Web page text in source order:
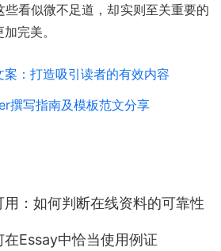
些看似微不足道，却实则至关重要的
完美。
案：打造吸引读者的有效内容
撰写指南及模板范文分享
：如何判断在线资料的可靠性
Essay中恰当使用例证